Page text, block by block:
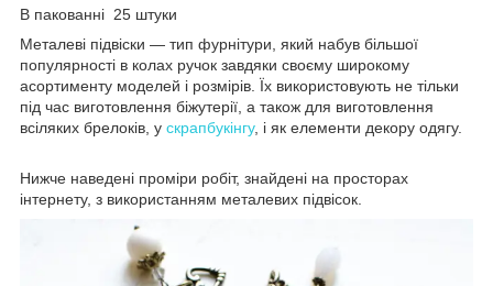
В пакованні 25 штуки
Металеві підвіски — тип фурнітури, який набув більшої
популярності в колах ручок завдяки своєму широкому
асортименту моделей і розмірів. Їх використовують не тільки
під час виготовлення біжутерії, а також для виготовлення
всіляких брелоків, у скрапбукінгу, і як елементи декору одягу.
Нижче наведені проміри робіт, знайдені на просторах
інтернету, з використанням металевих підвісок.